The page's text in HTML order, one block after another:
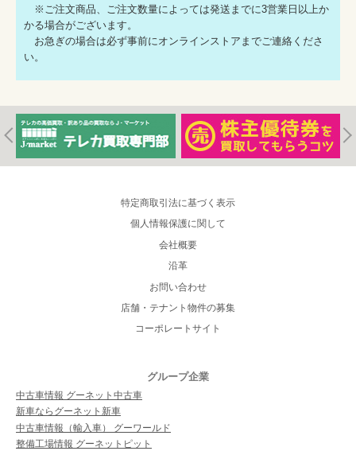
※ご注文商品、ご注文数量によっては発送までに3営業日以上か
かる場合がございます。
お急ぎの場合は必ず事前にオンラインストアまでご連絡くださ
い。
特定商取引法に基づく表示
個人情報保護に関して
会社概要
沿革
お問い合わせ
店舗・テナント物件の募集
コーポレートサイト
グループ企業
中古車情報 グーネット中古車
新車ならグーネット新車
中古車情報（輸入車） グーワールド
整備工場情報 グーネットピット